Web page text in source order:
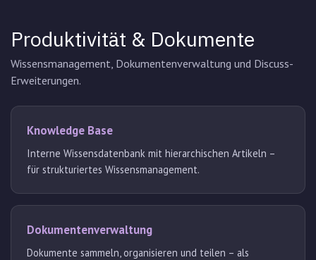
Produktivität & Dokumente
Wissensmanagement, Dokumentenverwaltung und Discuss-
Erweiterungen.
Knowledge Base
Interne Wissensdatenbank mit hierarchischen Artikeln –
für strukturiertes Wissensmanagement.
Dokumentenverwaltung
Dokumente sammeln, organisieren und teilen – als